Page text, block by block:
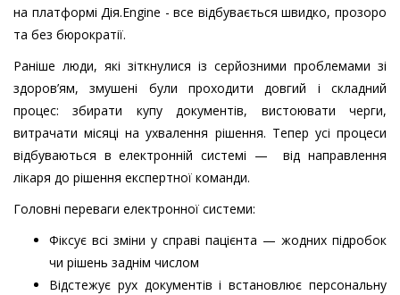
на платформі Дія.Engine - все відбувається швидко, прозоро
та без бюрократії.
Раніше люди, які зіткнулися із серйозними проблемами зі
здоров’ям, змушені були проходити довгий і складний
процес: збирати купу документів, вистоювати черги,
витрачати місяці на ухвалення рішення. Тепер усі процеси
відбуваються в електронній системі — від направлення
лікаря до рішення експертної команди.
Головні переваги електронної системи:
Фіксує всі зміни у справі пацієнта — жодних підробок
чи рішень заднім числом
Відстежує рух документів і встановлює персональну